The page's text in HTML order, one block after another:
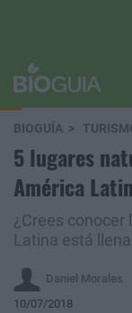
BIOGUÍA
5 lugares
América
¿Crees conocer
Latina está
Daniel Morales
10/07/2018